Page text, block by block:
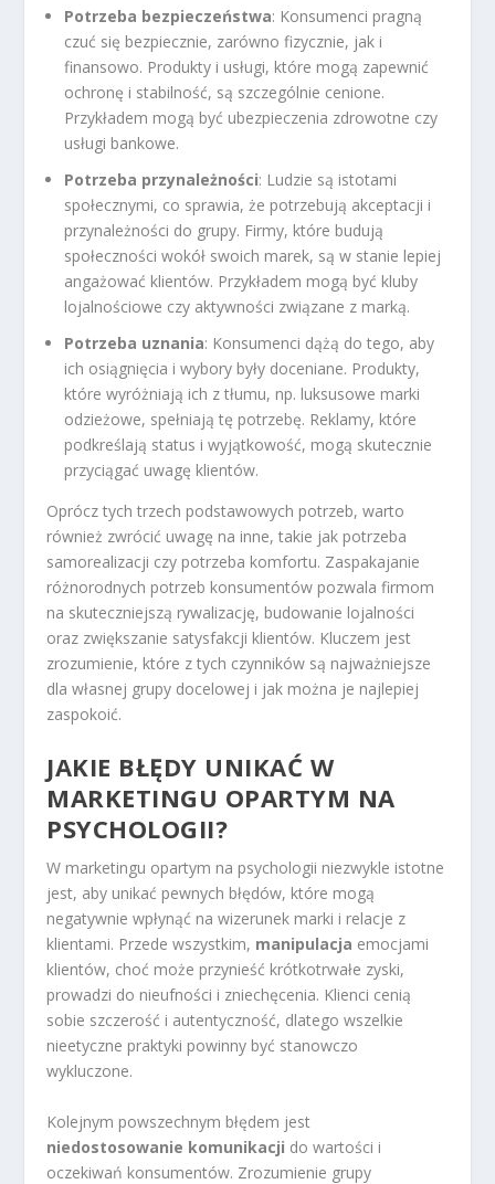
Potrzeba bezpieczeństwa: Konsumenci pragną
czuć się bezpiecznie, zarówno fizycznie, jak i
finansowo. Produkty i usługi, które mogą zapewnić
ochronę i stabilność, są szczególnie cenione.
Przykładem mogą być ubezpieczenia zdrowotne czy
usługi bankowe.
Potrzeba przynależności: Ludzie są istotami
społecznymi, co sprawia, że potrzebują akceptacji i
przynależności do grupy. Firmy, które budują
społeczności wokół swoich marek, są w stanie lepiej
angażować klientów. Przykładem mogą być kluby
lojalnościowe czy aktywności związane z marką.
Potrzeba uznania: Konsumenci dążą do tego, aby
ich osiągnięcia i wybory były doceniane. Produkty,
które wyróżniają ich z tłumu, np. luksusowe marki
odzieżowe, spełniają tę potrzebę. Reklamy, które
podkreślają status i wyjątkowość, mogą skutecznie
przyciągać uwagę klientów.
Oprócz tych trzech podstawowych potrzeb, warto
również zwrócić uwagę na inne, takie jak potrzeba
samorealizacji czy potrzeba komfortu. Zaspakajanie
różnorodnych potrzeb konsumentów pozwala firmom
na skuteczniejszą rywalizację, budowanie lojalności
oraz zwiększanie satysfakcji klientów. Kluczem jest
zrozumienie, które z tych czynników są najważniejsze
dla własnej grupy docelowej i jak można je najlepiej
zaspokoić.
JAKIE BŁĘDY UNIKAĆ W
MARKETINGU OPARTYM NA
PSYCHOLOGII?
W marketingu opartym na psychologii niezwykle istotne
jest, aby unikać pewnych błędów, które mogą
negatywnie wpłynąć na wizerunek marki i relacje z
klientami. Przede wszystkim, manipulacja emocjami
klientów, choć może przynieść krótkotrwałe zyski,
prowadzi do nieufności i zniechęcenia. Klienci cenią
sobie szczerość i autentyczność, dlatego wszelkie
nieetyczne praktyki powinny być stanowczo
wykluczone.
Kolejnym powszechnym błędem jest
niedostosowanie komunikacji do wartości i
oczekiwań konsumentów. Zrozumienie grupy